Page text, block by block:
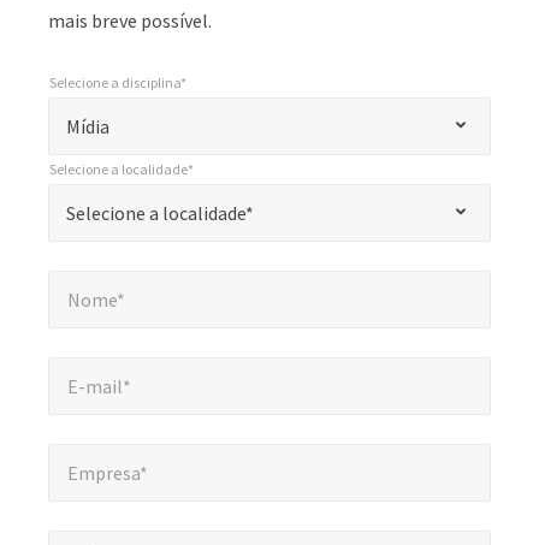
mais breve possível.
"
indica
Mídia
Selecione a disciplina*
Selecione a localidade*
Selecione a localidade*
Nome*
E-mail*
Empresa*